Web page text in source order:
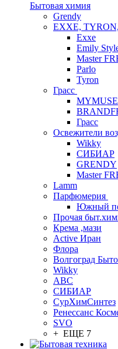
Бытовая химия
Grendy
EXXE,
Exxe
Emily
Master
Parlo
Tyron
Грасс
MYMUSE
Грасс
Освежители
Wikky
СИБИАР
GRENDY
Master
Lamm
Парфюмерия
Южный
Прочая
Крема ,мази
Аctive Иран
Флора
Волгоград
Wikky
АВС
СИБИАР
СурХимСинтез
Ренессанс
SVO
+ ЕЩЕ 7